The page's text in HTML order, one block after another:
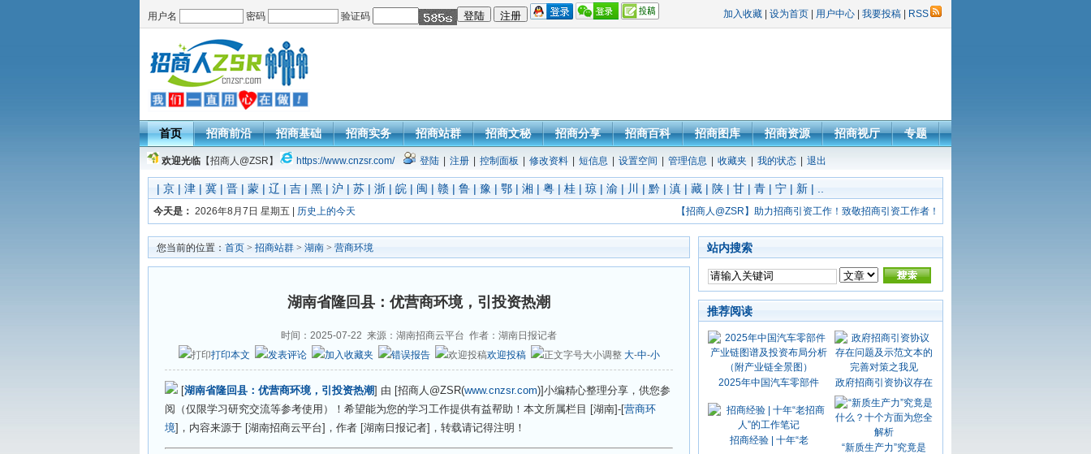
用户名 密码 验证码 加入收藏 设为首页 用户中心 我要投稿 RSS
首页 招商前沿 招商基础 招商实务 招商站群 招商文秘 招商分享 招商百科 招商图库 招商资源 招商视厅 专题
欢迎光临 【招商人@ZSR】 https://www.cnzsr.com/ 登陆 注册 控制面板 修改资料 短信息 设置空间 管理信息 收藏夹 我的状态 退出
| 京 | 津 | 冀 | 晋 | 蒙 | 辽 | 吉 | 黑 | 沪 | 苏 | 浙 | 皖 | 闽 | 赣 | 鲁 | 豫 | 鄂 | 湘 | 粤 | 桂 | 琼 | 渝 | 川 | 黔 | 滇 | 藏 | 陕 | 甘 | 青 | 宁 | 新 |
今天是： 2026年8月7日 星期五 | 历史上的今天 【招商人@ZSR】助力招商引资工作！致敬招商引资工作者！
您当前的位置： 首页 > 招商站群 > 湖南 > 营商环境
湖南省隆回县：优营商环境，引投资热潮
时间：2025-07-22 来源：湖南招商云平台 作者：湖南日报记者
打印本文
发表评论 加入收藏夹 错误报告 欢迎投稿 大-中-小
[湖南省隆回县：优营商环境，引投资热潮] 由 [招商人@ZSR(www.cnzsr.com)]小编精心整理分享，供您参
阅（仅限学习研究交流等参考使用）！希望能为您的学习工作提供有益帮助！本文所属栏目 [湖南]-[营商环
境]，内容来源于 [湖南招商云平台]，作者 [湖南日报记者]，转载请记得注明！
站内搜索
推荐阅读
2025年中国汽车零部件 政府招商引资协议存在
招商经验 | 十年“老
“新质生产力”究竟是